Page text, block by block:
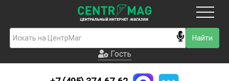
Гость
Гость